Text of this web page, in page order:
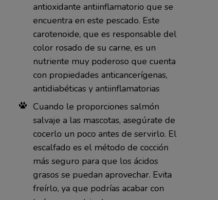
antioxidante antiinflamatorio que se
encuentra en este pescado. Este
carotenoide, que es responsable del
color rosado de su carne, es un
nutriente muy poderoso que cuenta
con propiedades anticancerígenas,
antidiabéticas y antiinflamatorias
Cuando le proporciones salmón
salvaje a las mascotas, asegúrate de
cocerlo un poco antes de servirlo. El
escalfado es el método de cocción
más seguro para que los ácidos
grasos se puedan aprovechar. Evita
freírlo, ya que podrías acabar con